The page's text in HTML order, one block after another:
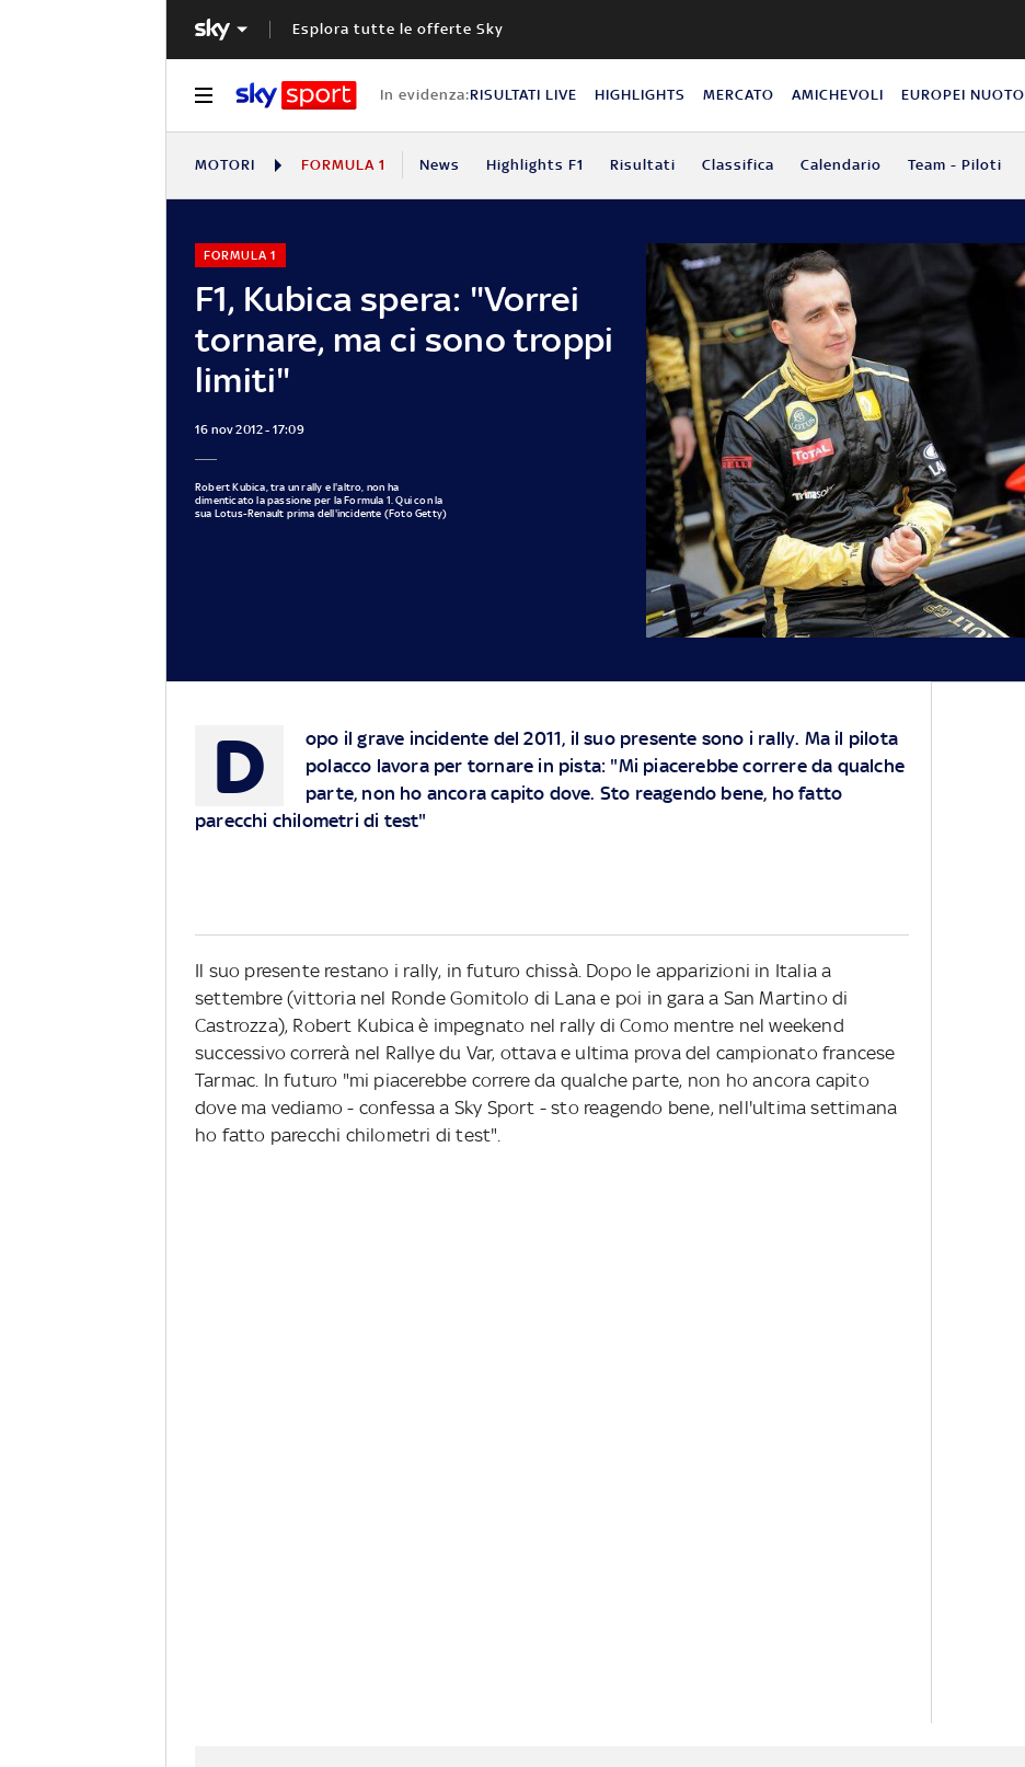
Esplora tutte le offerte Sky
In evidenza:RISULTATI LIVE HIGHLIGHTS MERCATO AMICHEVOLI EUROPEI NUOTO
MOTORI FORMULA 1 News Highlights F1 Risultati Classifica Calendario Team - Piloti
F1, Kubica spera: "Vorrei
tornare, ma ci sono troppi
limiti"
FORMULA 1
16 nov 2012 - 17:09
Robert Kubica, tra un rally e l'altro, non ha
dimenticato la passione per la Formula 1. Qui con la
sua Lotus-Renault prima dell'incidente (Foto Getty)
D
opo il grave incidente del 2011, il suo presente sono i rally. Ma il pilota
polacco lavora per tornare in pista: "Mi piacerebbe correre da qualche
parte, non ho ancora capito dove. Sto reagendo bene, ho fatto
parecchi chilometri di test"
Il suo presente restano i rally, in futuro chissà. Dopo le apparizioni in Italia a
settembre (vittoria nel Ronde Gomitolo di Lana e poi in gara a San Martino di
Castrozza), Robert Kubica è impegnato nel rally di Como mentre nel weekend
successivo correrà nel Rallye du Var, ottava e ultima prova del campionato francese
Tarmac. In futuro "mi piacerebbe correre da qualche parte, non ho ancora capito
dove ma vediamo - confessa a Sky Sport - sto reagendo bene, nell'ultima settimana
ho fatto parecchi chilometri di test".